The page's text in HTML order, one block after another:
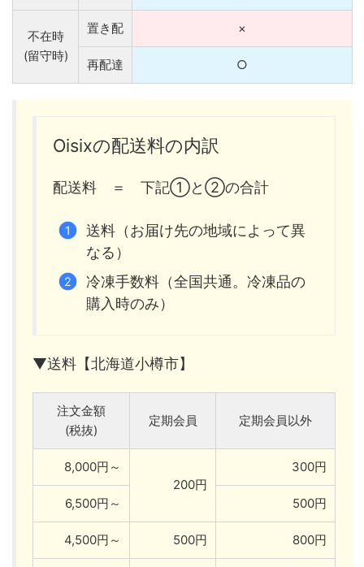
不在時
(留守時)
置き配 ×
再配達 ○
Oisixの配送料の内訳
配送料 ＝ 下記①と②の合計
送料（お届け先の地域によって異
なる）
冷凍手数料（全国共通。冷凍品の
購入時のみ）
▼送料【北海道小樽市】
注文金額
(税抜)
定期会員 定期会員以外
8,000円～
200円
300円
6,500円～ 500円
4,500円～ 500円 800円